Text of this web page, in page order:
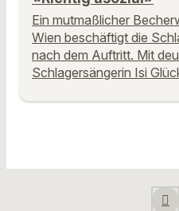
Ein mutmaßlicher
Wien beschäftigt die
nach dem Auftritt. Mit
Schlagersängerin Isi